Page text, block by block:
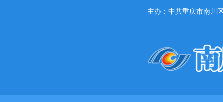
主办：中共重庆市南川